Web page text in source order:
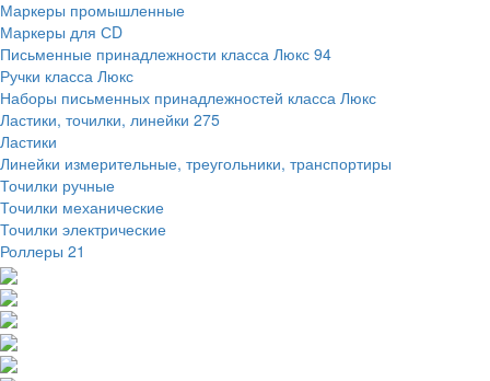
Маркеры промышленные
Маркеры для СD
Письменные принадлежности класса Люкс 94
Ручки класса Люкс
Наборы письменных принадлежностей класса Люкс
Ластики, точилки, линейки 275
Ластики
Линейки измерительные, треугольники, транспортиры
Точилки ручные
Точилки механические
Точилки электрические
Роллеры 21